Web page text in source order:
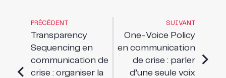
PRÉCÉDENT
Transparency
Sequencing en
communication de
crise : organiser la
SUIVANT
One-Voice Policy
en communication
de crise : parler
d’une seule voix